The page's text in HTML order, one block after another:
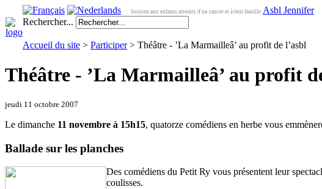
Soutien aux enfants atteints d'un cancer et à leur famille Asbl Jennifer
Rechercher...
Accueil du site > Participer> Théâtre - ’La Marmailleâ’ au profit de l’asbl
Théâtre - ’La Marmailleâ’ au profit
jeudi 11 octobre 2007
Le dimanche 11 novembre à 15h15, quatorze comédiens en herbe vous
Ballade sur les planches
Des comédiens du Petit Ry vous présentent leur
coulisses.